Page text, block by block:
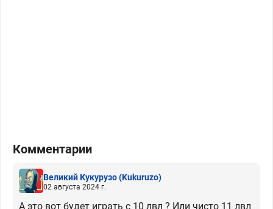
Комментарии
Великий Кукурузо(Kukuruzo)
02 августа 2024 г.
А это вот будет играть с 10 лвл ? Или чисто 11 лвл